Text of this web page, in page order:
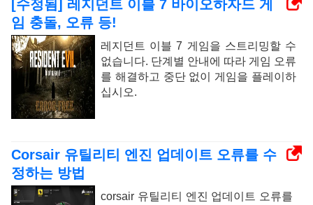
[수정됨] 레지던트 이블 7 바이오하자드 게
임 충돌, 오류 등!
레지던트 이블 7 게임을 스트리밍할 수
없습니다. 단계별 안내에 따라 게임 오류
를 해결하고 중단 없이 게임을 플레이하
십시오.
Corsair 유틸리티 엔진 업데이트 오류를 ​​수
정하는 방법
corsair 유틸리티 엔진 업데이트 오류를 ​​